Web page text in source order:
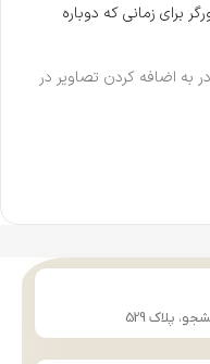
برای زمانی که دوباره
به اضافه کردن تصاویر در
پلاک 529